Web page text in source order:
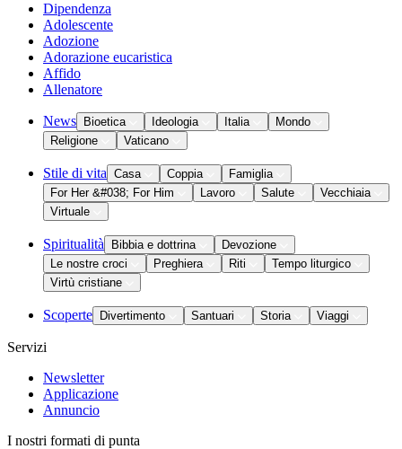
Dipendenza
Adolescente
Adozione
Adorazione eucaristica
Affido
Allenatore
News Bioetica Ideologia Italia
Mondo
Religione
Vaticano
Stile di vita Casa Coppia
Famiglia
For Her &#038; For Him
Lavoro Salute
Vecchiaia
Virtuale
Spiritualità Bibbia e dottrina
Devozione
Le nostre croci
Preghiera Riti
Tempo liturgico
Virtù cristiane
Scoperte Divertimento Santuari Storia Viaggi
Servizi
Newsletter
Applicazione
Annuncio
I nostri formati di punta